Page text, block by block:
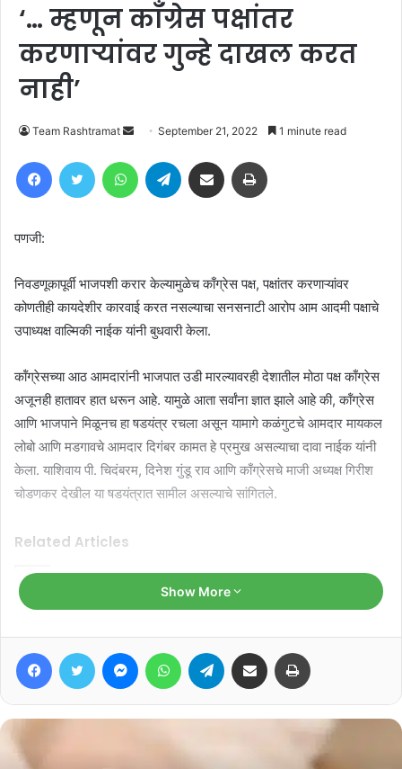
‘… म्हणून काँग्रेस पक्षांतर
करणाऱ्यांवर गुन्हे दाखल करत
नाही’
Team Rashtramat
Send
email
September 21, 2022 1 minute read
FacebookTwitter WhatsAppTelegram Share via Email
पणजी:
निवडणूकापूर्वी भाजपशी करार केल्यामुळेच काँग्रेस पक्ष, पक्षांतर करणाऱ्यांवर
कोणतीही कायदेशीर कारवाई करत नसल्याचा सनसनाटी आरोप आम आदमी पक्षाचे
उपाध्यक्ष वाल्मिकी नाईक यांनी बुधवारी केला.
कॉंग्रेसच्या आठ आमदारांनी भाजपात उडी मारल्यावरही देशातील मोठा पक्ष काँग्रेस
अजूनही हातावर हात धरून आहे. यामुळे आता सर्वांना ज्ञात झाले आहे की, कॉंग्रेस
आणि भाजपाने मिळूनच हा षडयंत्र रचला असून यामागे कळंगुटचे आमदार मायकल
लोबो आणि मडगावचे आमदार दिगंबर कामत हे प्रमुख असल्याचा दावा नाईक यांनी
केला. याशिवाय पी. चिदंबरम, दिनेश गुंडू राव आणि काँग्रेसचे माजी अध्यक्ष गिरीश
चोडणकर देखील या षडयंत्रात सामील असल्याचे सांगितले.
Related Articles
‘मडगावचो आवाज’ पोहोचला मोर्थ आणि
केजरीवालांचा ‘भाजप हटाओ, गाडी बचाओ’
नारा
Show More
FacebookTwitter MessengerWhatsAppTelegram Share via Email